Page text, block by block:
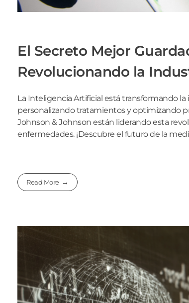
El Secreto Mejor
Revolucionando la
La Inteligencia Artificial está transformando
personalizando tratamientos y optimizando
Johnson & Johnson están liderando esta
enfermedades. ¡Descubre el futuro de la
Read More